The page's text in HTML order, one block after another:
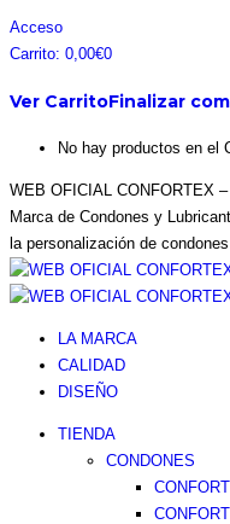
Acceso
Carrito: 0,00€0
Ver CarritoFinalizar
No hay productos en el
WEB OFICIAL CONFORTEX
Marca de Condones y
la personalización de condones
LA MARCA
CALIDAD
DISEÑO
TIENDA
CONDONES